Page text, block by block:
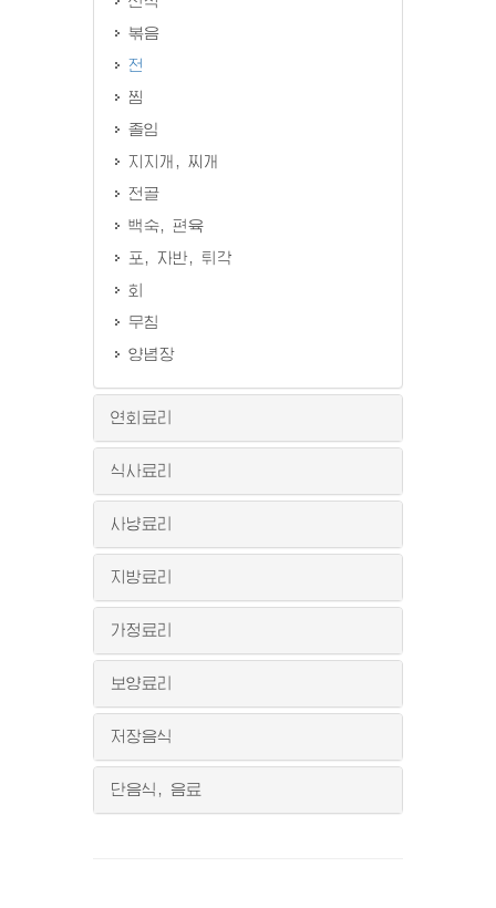
볶음
전
찜
졸임
지지개, 찌개
전골
백숙, 편육
포, 자반, 튀각
회
무침
양념장
연회료리
식사료리
사냥료리
지방료리
가정료리
보양료리
저장음식
단음식, 음료